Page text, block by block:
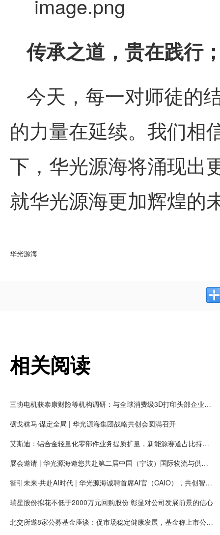
传承之道，贵在践行
今天，每一对师徒的
的力量在延续。我们相
下， 华光源海将涌现出
就华光源海更加辉煌的
华光源海
相关阅读
三协电机获泰康财险等机构调研：与全球消费级3D打印头部企业拓竹长期合作，有望获得大量新增客户需求
砺戈秣马·谋定全局 | 华光源海集团战略共创会圆满召开
艾斯迪：铝合金轻量化零部件业务提质扩量，新能源赛道占比持续提高
展会邀请 | 华光源海邀您共赴第二届中国（宁波）国际物流与供应链博览会，展位号：T01
智引未来·共赴AI时代 | 华光源海诚聘首席AI官（CAIO），共创智慧物流新未来！
瑞星股份拟花不低于2000万元回购股份 彰显对公司发展前景的信心
北交所邀8家公募基金座谈：促市场稳定健康发展，基金称上市公司质量持续提升